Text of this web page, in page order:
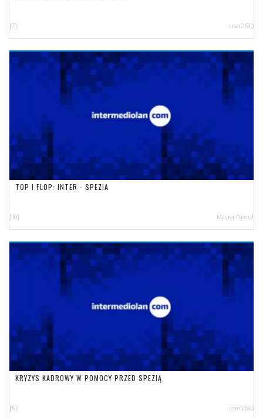
[7] user2630
TOP I FLOP: INTER - SPEZIA
[10] Maciej Pawul
KRYZYS KADROWY W POMOCY PRZED SPEZIĄ
[5] user2630